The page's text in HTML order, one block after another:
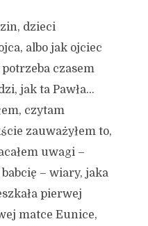
dzieci
albo jak ojciec
czasem
jak ta Pawła…
czytam
zauważyłem to,
uwagi –
babcię – wiary, jaka
pierwej
matce Eunice,